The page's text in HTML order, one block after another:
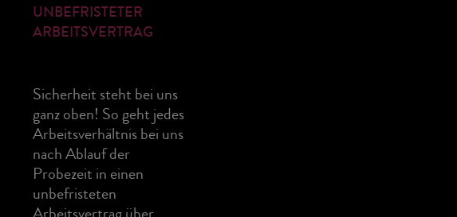
UNBEFRISTETER
ARBEITSVERTRAG
Sicherheit steht bei uns
ganz oben! So geht jedes
Arbeitsverhältnis bei uns
nach Ablauf der
Probezeit in einen
unbefristeten